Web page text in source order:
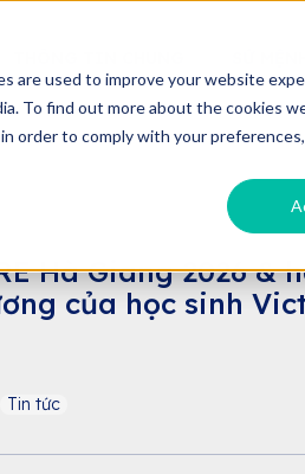
are used to improve your website
To find out more about the cookies
order to comply with your
Hà Giang 2026 &
của học sinh
Tin tức